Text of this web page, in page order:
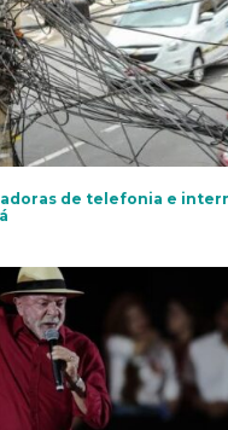
de telefonia e